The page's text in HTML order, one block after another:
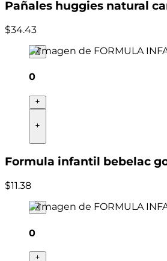
Pañales huggies natural
$34.43
0
Formula infantil bebelac
$11.38
0